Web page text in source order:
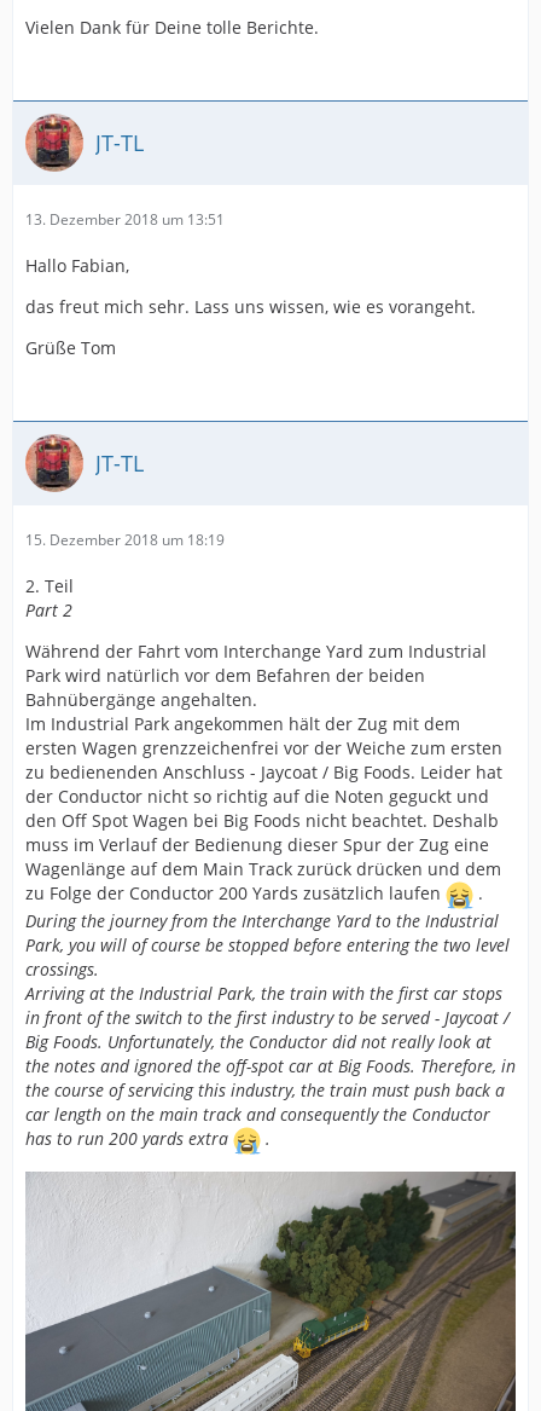
Vielen Dank für Deine tolle Berichte.
JT-TL
13. Dezember 2018 um 13:51
Hallo Fabian,
das freut mich sehr. Lass uns wissen, wie es vorangeht.
Grüße Tom
JT-TL
15. Dezember 2018 um 18:19
2. Teil
Part 2
Während der Fahrt vom Interchange Yard zum Industrial
Park wird natürlich vor dem Befahren der beiden
Bahnübergänge angehalten.
Im Industrial Park angekommen hält der Zug mit dem
ersten Wagen grenzzeichenfrei vor der Weiche zum ersten
zu bedienenden Anschluss - Jaycoat / Big Foods. Leider hat
der Conductor nicht so richtig auf die Noten geguckt und
den Off Spot Wagen bei Big Foods nicht beachtet. Deshalb
muss im Verlauf der Bedienung dieser Spur der Zug eine
Wagenlänge auf dem Main Track zurück drücken und dem
zu Folge der Conductor 200 Yards zusätzlich laufen
.
During the journey from the Interchange Yard to the Industrial
Park, you will of course be stopped before entering the two level
crossings.
Arriving at the Industrial Park, the train with the first car stops
in front of the switch to the first industry to be served - Jaycoat /
Big Foods. Unfortunately, the Conductor did not really look at
the notes and ignored the off-spot car at Big Foods. Therefore, in
the course of servicing this industry, the train must push back a
car length on the main track and consequently the Conductor
has to run 200 yards extra
.